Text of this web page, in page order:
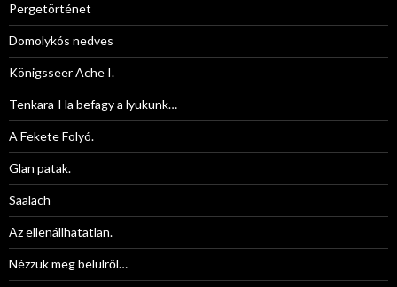
Pergetörténet
Domolykós nedves
Königsseer Ache I.
Tenkara-Ha befagy a lyukunk…
A Fekete Folyó.
Glan patak.
Saalach
Az ellenállhatatlan.
Nézzük meg belülről…